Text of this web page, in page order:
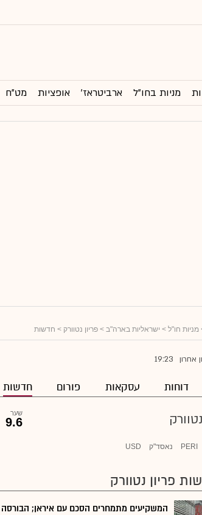
מניות בחו"ל ארביטראז' אופציות מט"ח
מניות חו"ל > ישראליות בארה"ב > פריון נטוורק > חדשות
אחרון 19:23
דוחות עסקאות פורום חדשות
PERI נאסד"ק
USD
שער
9.6
פריון נטוורק
המשקיעים מתמחרים הסכם עם איראן; הבורסה